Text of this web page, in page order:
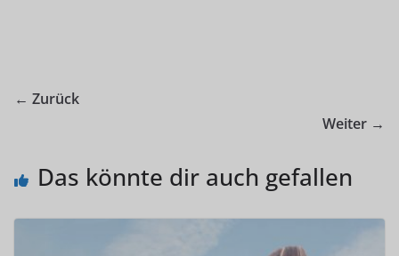
← Zurück
Weiter →
Das könnte dir auch gefallen